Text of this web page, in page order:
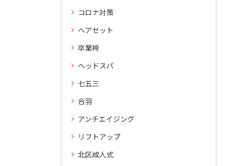
コロナ対策
ヘアセット
卒業袴
ヘッドスパ
七五三
合羽
アンチエイジング
リフトアップ
北区成人式